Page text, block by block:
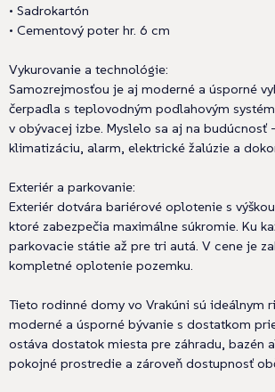
• Sadrokartón
• Cementový poter hr. 6 cm
Vykurovanie a technológie:
Samozrejmosťou je aj moderné a úsporné
čerpadla s teplovodným podlahovým
v obývacej izbe. Myslelo sa aj na
klimatizáciu, alarm, elektrické žalúzie a
Exteriér a parkovanie:
Exteriér dotvára bariérové oplotenie s
ktoré zabezpečia maximálne súkromie. Ku
parkovacie státie až pre tri autá. V cene je
kompletné oplotenie pozemku.
Tieto rodinné domy vo Vrakúni sú ideálnym
moderné a úsporné bývanie s dostatkom
ostáva dostatok miesta pre záhradu, bazén
pokojné prostredie a zároveň dostupnosť